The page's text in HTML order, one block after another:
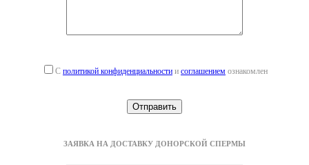
С политикой конфиденциальности и соглашением ознакомлен
ЗАЯВКА НА ДОСТАВКУ ДОНОРСКОЙ СПЕРМЫ